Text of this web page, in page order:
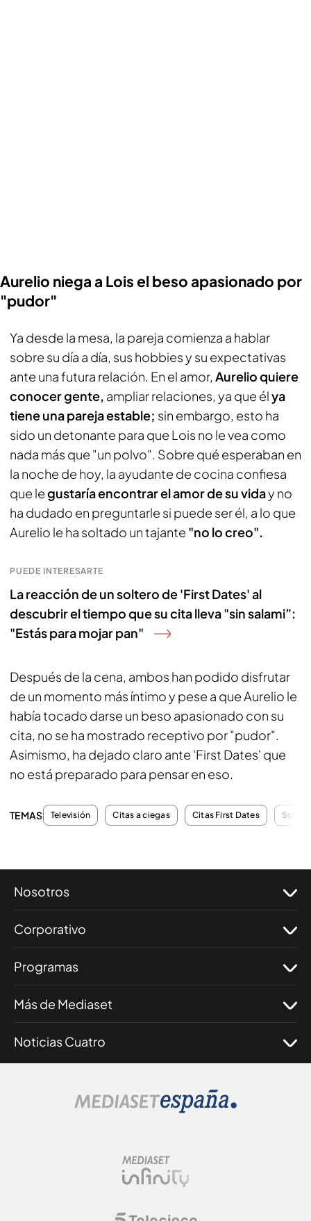
Aurelio niega a Lois el beso apasionado por
"pudor"
Ya desde la mesa, la pareja comienza a hablar
sobre su día a día, sus hobbies y su expectativas
ante una futura relación. En el amor, Aurelio quiere
conocer gente, ampliar relaciones, ya que élya
tiene una pareja estable; sin embargo, esto ha
sido un detonante para que Lois no le vea como
nada más que "un polvo". Sobre qué esperaban en
la noche de hoy, la ayudante de cocina confiesa
que legustaría encontrar el amor de su viday no
ha dudado en preguntarle si puede ser él, a lo que
Aurelio le ha soltado un tajante "no lo creo".
PUEDE INTERESARTE
La reacción de un soltero de 'First Dates' al
descubrir el tiempo que su cita lleva "sin salami”:
"Estás para mojar pan"
Después de la cena, ambos han podido disfrutar
de un momento más íntimo y pese a que Aurelio le
había tocado darse un beso apasionado con su
cita, no se ha mostrado receptivo por "pudor".
Asimismo, ha dejado claro ante 'First Dates' que
no está preparado para pensar en eso.
TEMAS Televisión Citas a ciegas Citas First Dates
Nosotros
Corporativo
Programas
Más de Mediaset
Noticias Cuatro